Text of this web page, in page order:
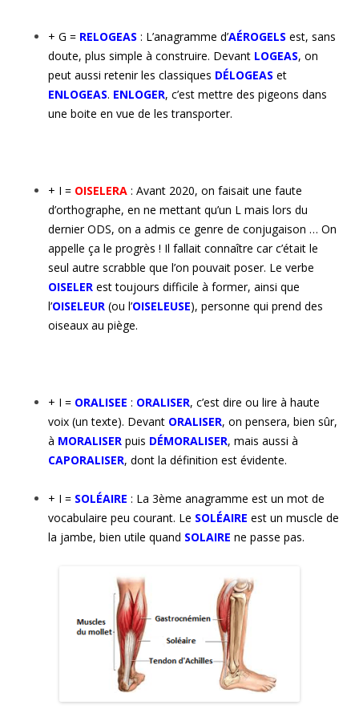
+ G = RELOGEAS : L’anagramme d’AÉROGELS est, sans
doute, plus simple à construire. Devant LOGEAS, on
peut aussi retenir les classiques DÉLOGEAS et
ENLOGEAS. ENLOGER, c’est mettre des pigeons dans
une boite en vue de les transporter.
+ I = OISELERA : Avant 2020, on faisait une faute
d’orthographe, en ne mettant qu’un L mais lors du
dernier ODS, on a admis ce genre de conjugaison … On
appelle ça le progrès ! Il fallait connaître car c’était le
seul autre scrabble que l’on pouvait poser. Le verbe
OISELER est toujours difficile à former, ainsi que
l’OISELEUR (ou l’OISELEUSE), personne qui prend des
oiseaux au piège.
+ I = ORALISEE : ORALISER, c’est dire ou lire à haute
voix (un texte). Devant ORALISER, on pensera, bien sûr,
à MORALISER puis DÉMORALISER, mais aussi à
CAPORALISER, dont la définition est évidente.
+ I = SOLÉAIRE : La 3ème anagramme est un mot de
vocabulaire peu courant. Le SOLÉAIRE est un muscle de
la jambe, bien utile quand SOLAIRE ne passe pas.